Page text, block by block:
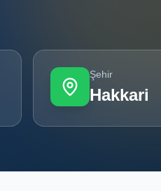
Şehir
Hakkari